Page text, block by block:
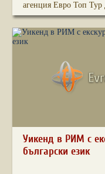
агенция Евро Топ
Уикенд в РИМ с
български език